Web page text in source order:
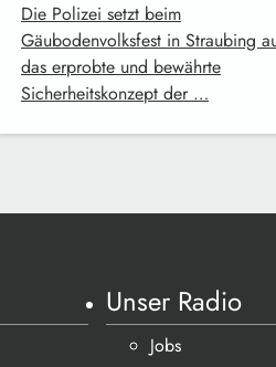
Die Polizei setzt beim
Gäubodenvolksfest in Straubing
das erprobte und bewährte
Sicherheitskonzept der …
Unser Radio
Jobs